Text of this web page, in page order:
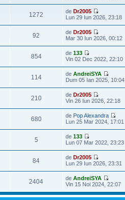
1272 deDr2005
Lun 29 Iun 2026, 23:18
92 deDr2005
Mar 30 Iun 2026, 00:12
854 de133
Vin 02 Dec 2022, 22:10
114 deAndreiSYA
Dum 05 Ian 2025, 10:04
210 deDr2005
Vin 26 Iun 2026, 22:18
680 de Pop Alexandra
Lun 25 Mar 2024, 17:01
5 de133
Lun 07 Mar 2022, 23:23
84 deDr2005
Lun 29 Iun 2026, 23:31
2404 deAndreiSYA
Vin 15 Noi 2024, 22:07